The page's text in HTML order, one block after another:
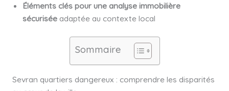
Éléments clés pour une analyse immobilière
sécuriséeadaptée au contexte local
Sommaire
Sevran quartiers dangereux : comprendre les disparités